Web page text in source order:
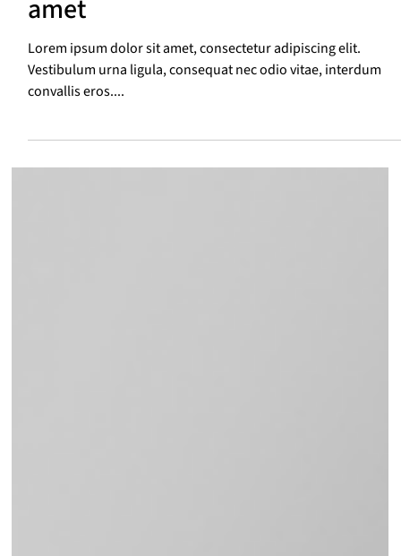
Titre viens içi lorem ipsum set
amet
Lorem ipsum dolor sit amet, consectetur adipiscing elit.
convallis eros....